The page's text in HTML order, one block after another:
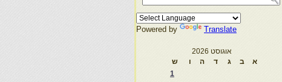
Powered by Translate
אוגוסט 2026
א
ב ג ד ה ו
ש
1